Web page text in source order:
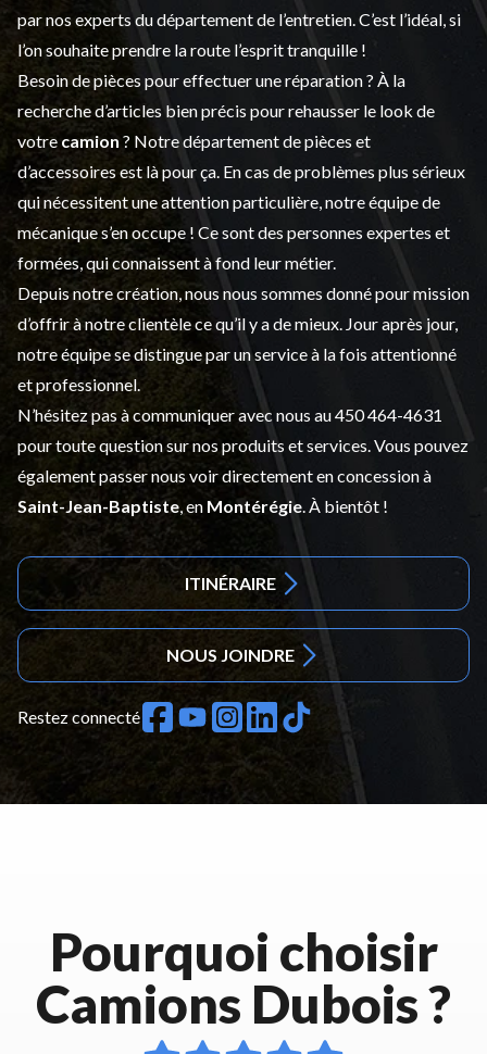
par nos experts du département de l’entretien . C’est l’idéal, si
l’on souhaite prendre la route l’esprit tranquille !
Besoin de pièces pour effectuer une réparation ? À la
recherche d’articles bien précis pour rehausser le look de
votre camion ? Notre département depièces et
d’accessoiresest là pour ça. En cas de problèmes plus sérieux
qui nécessitent une attention particulière, notre équipe de
mécanique s’en occupe ! Ce sont des personnes expertes et
formées, qui connaissent à fond leur métier.
Depuis notre création, nous nous sommes donné pour mission
d’offrir à notre clientèle ce qu’il y a de mieux. Jour après jour,
notre équipe se distingue par un service à la fois attentionné
et professionnel.
N’hésitez pas à communiquer avec nous au450 464-4631
pour toute question sur nos produits et services. Vous pouvez
également passer nous voir directement en concession à
Saint-Jean-Baptiste , en Montérégie . À bientôt !
ITINÉRAIRE
NOUS JOINDRE
Restez connecté
Pourquoi choisir
Camions Dubois ?